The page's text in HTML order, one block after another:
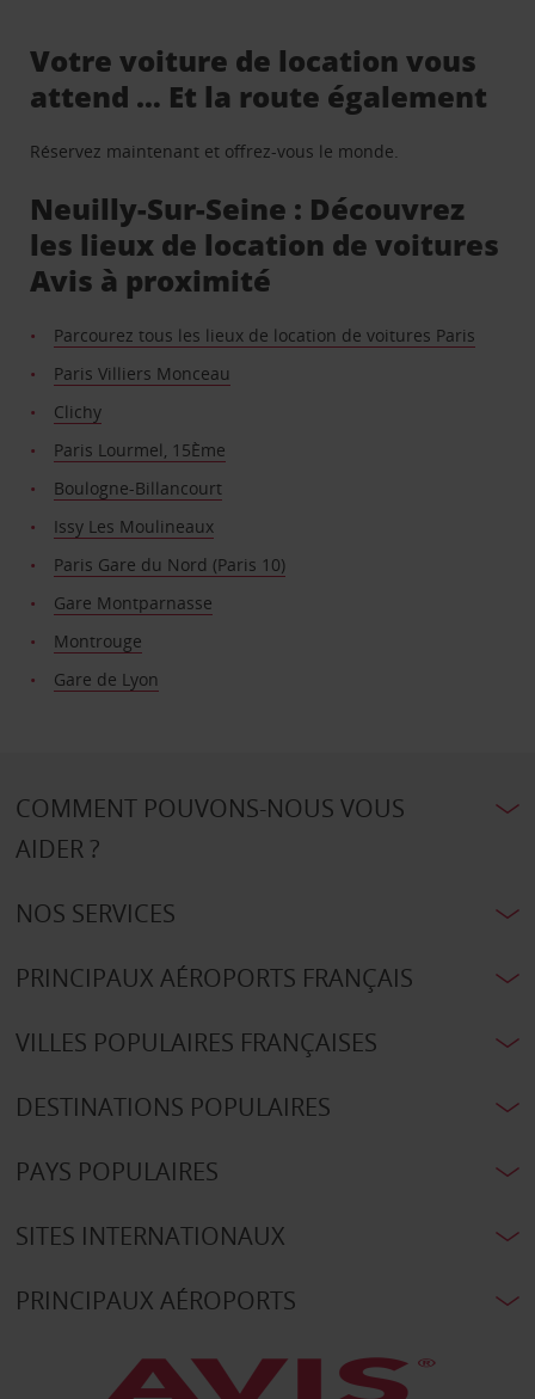
Votre voiture de location vous
attend … Et la route également
Réservez maintenant et offrez-vous le monde.
Neuilly-Sur-Seine : Découvrez
les lieux de location de voitures
Avis à proximité
Parcourez tous les lieux de location de voitures Paris
Paris Villiers Monceau
Clichy
Paris Lourmel, 15Ème
Boulogne-Billancourt
Issy Les Moulineaux
Paris Gare du Nord (Paris 10)
Gare Montparnasse
Montrouge
Gare de Lyon
COMMENT POUVONS-NOUS VOUS
AIDER ?
NOS SERVICES
PRINCIPAUX AÉROPORTS FRANÇAIS
VILLES POPULAIRES FRANÇAISES
DESTINATIONS POPULAIRES
PAYS POPULAIRES
SITES INTERNATIONAUX
PRINCIPAUX AÉROPORTS